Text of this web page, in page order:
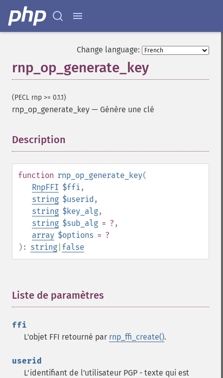
Change language:
rnp_op_generate_key
(PECL rnp >= 0.1.1)
rnp_op_generate_key — Génère une clé
Description
function rnp_op_generate_key(
RnpFFI $ffi,
string $userid ,
string $key_alg,
string $sub_alg = ? ,
array $options = ?
): string false
Liste de paramètres
ffi
L'objet FFI retourné par rnp_ffi_create().
userid
L'identifiant de l'utilisateur PGP - texte qui est